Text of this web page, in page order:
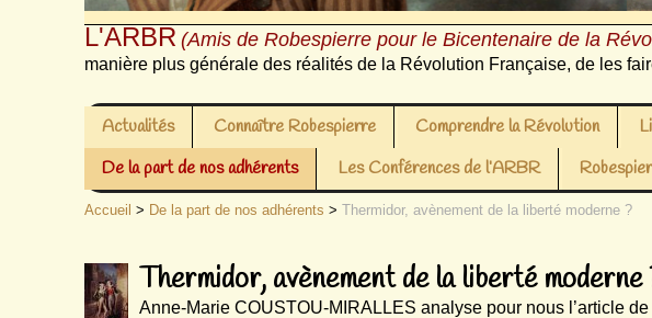
L'ARBR (Amis de Robespierre pour le Bicentenaire de la
manière plus générale des réalités de la Révolution Française, de les
Actualités Connaître Robespierre Comprendre la Révolution
De la part de nos adhérents
Les Conférences de l’ARBR
Accueil > De la part de nos adhérents >Thermidor, avènement de la liberté moderne ?
Thermidor, avènement de la liberté moderne
Anne-Marie COUSTOU-MIRALLES analyse pour nous l’article